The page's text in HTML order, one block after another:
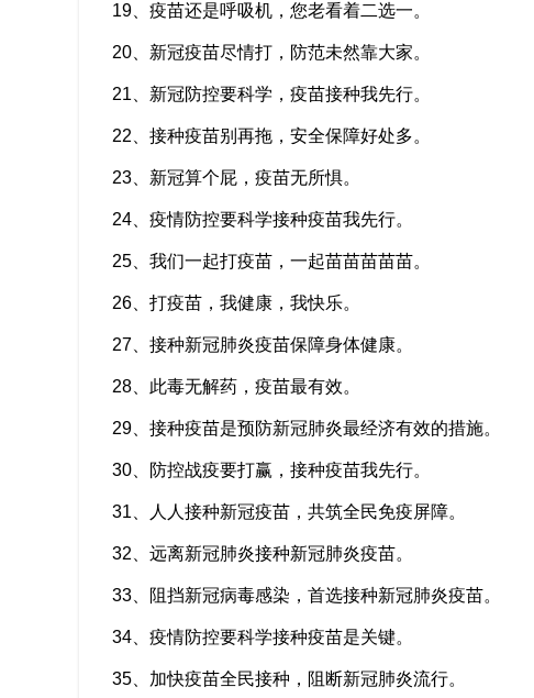
19、疫苗还是呼吸机，您老看着二选一。
20、新冠疫苗尽情打，防范未然靠大家。
21、新冠防控要科学，疫苗接种我先行。
22、接种疫苗别再拖，安全保障好处多。
23、新冠算个屁，疫苗无所惧。
24、疫情防控要科学接种疫苗我先行。
25、我们一起打疫苗，一起苗苗苗苗苗。
26、打疫苗，我健康，我快乐。
27、接种新冠肺炎疫苗保障身体健康。
28、此毒无解药，疫苗最有效。
29、接种疫苗是预防新冠肺炎最经济有效的措施。
30、防控战疫要打赢，接种疫苗我先行。
31、人人接种新冠疫苗，共筑全民免疫屏障。
32、远离新冠肺炎接种新冠肺炎疫苗。
33、阻挡新冠病毒感染，首选接种新冠肺炎疫苗。
34、疫情防控要科学接种疫苗是关键。
35、加快疫苗全民接种，阻断新冠肺炎流行。